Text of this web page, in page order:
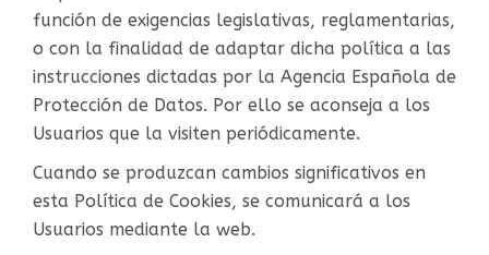
función de exigencias legislativas, reglamentarias,
o con la finalidad de adaptar dicha política a las
instrucciones dictadas por la Agencia Española de
Protección de Datos. Por ello se aconseja a los
Usuarios que la visiten periódicamente.
Cuando se produzcan cambios significativos en
esta Política de Cookies, se comunicará a los
Usuarios mediante la web.